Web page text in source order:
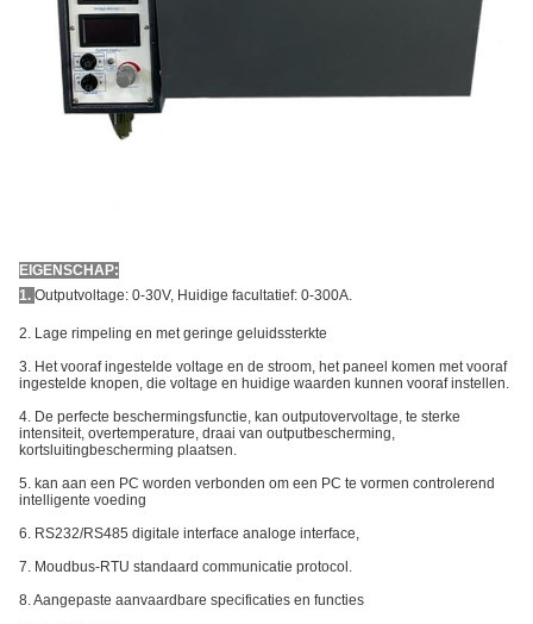
EIGENSCHAP:
1. Outputvoltage: 0-30V, Huidige facultatief: 0-300A.
2. Lage rimpeling en met geringe geluidssterkte
3. Het vooraf ingestelde voltage en de stroom, het paneel komen met vooraf
ingestelde knopen, die voltage en huidige waarden kunnen vooraf instellen.
4. De perfecte beschermingsfunctie, kan outputovervoltage, te sterke
intensiteit, overtemperature, draai van outputbescherming,
kortsluitingbescherming plaatsen.
5. kan aan een PC worden verbonden om een PC te vormen controlerend
intelligente voeding
6. RS232/RS485 digitale interface analoge interface,
7. Moudbus-RTU standaard communicatie protocol.
8. Aangepaste aanvaardbare specificaties en functies